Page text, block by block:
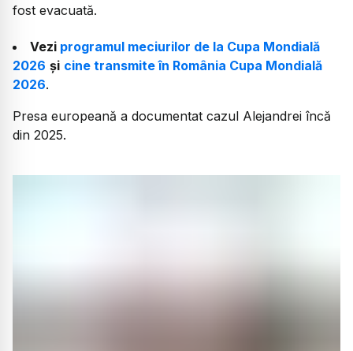
fost evacuată.
Vezi programul meciurilor de la Cupa Mondială
2026 și cine transmite în România Cupa Mondială
2026.
Presa europeană a documentat cazul Alejandrei încă
din 2025.